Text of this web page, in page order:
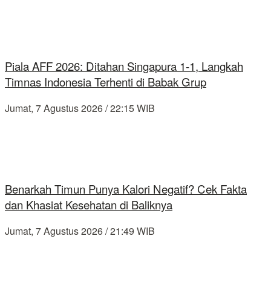
Piala AFF 2026: Ditahan Singapura 1-1, Langkah
Timnas Indonesia Terhenti di Babak Grup
Jumat, 7 Agustus 2026 / 22:15 WIB
Benarkah Timun Punya Kalori Negatif? Cek Fakta
dan Khasiat Kesehatan di Baliknya
Jumat, 7 Agustus 2026 / 21:49 WIB